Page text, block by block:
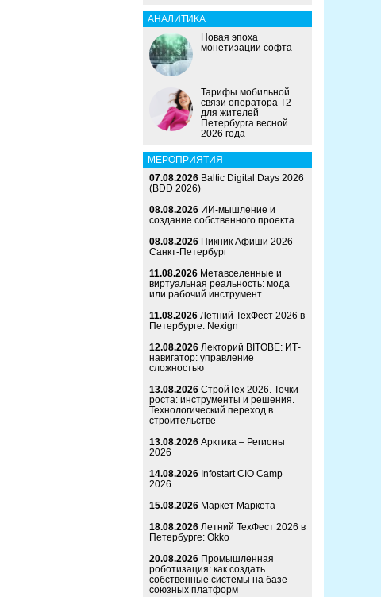
АНАЛИТИКА
Новая эпоха
монетизации софта
Тарифы мобильной
связи оператора Т2
для жителей
Петербурга весной
2026 года
МЕРОПРИЯТИЯ
07.08.2026 Baltic Digital Days 2026
(BDD 2026)
08.08.2026 ИИ-мышление и
создание собственного проекта
08.08.2026 Пикник Афиши 2026
Санкт-Петербург
11.08.2026 Метавселенные и
виртуальная реальность: мода
или рабочий инструмент
11.08.2026 Летний ТехФест 2026 в
Петербурге: Nexign
12.08.2026 Лекторий BITOBE: ИТ-
навигатор: управление
сложностью
13.08.2026 СтройТех 2026. Точки
роста: инструменты и решения.
Технологический переход в
строительстве
13.08.2026 Арктика – Регионы
2026
14.08.2026 Infostart CIO Camp
2026
15.08.2026 Маркет Маркета
18.08.2026 Летний ТехФест 2026 в
Петербурге: Okko
20.08.2026 Промышленная
роботизация: как создать
собственные системы на базе
союзных платформ